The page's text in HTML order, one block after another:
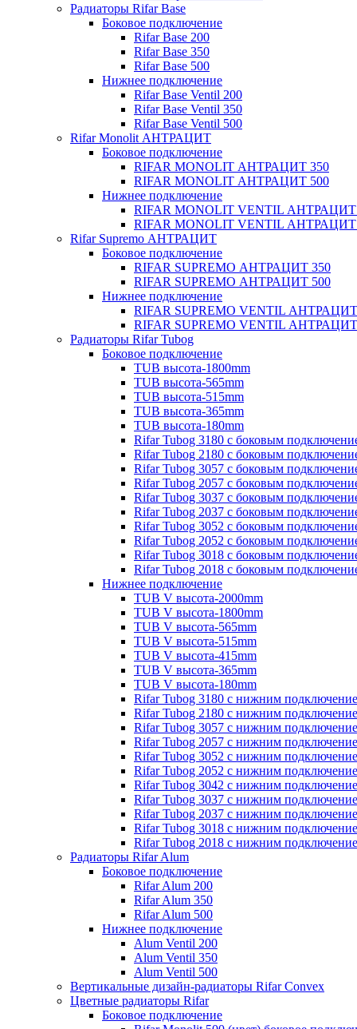
Радиаторы Rifar Base
Боковое подключение
Rifar Base 200
Rifar Base 350
Rifar Base 500
Нижнее подключение
Rifar Base Ventil 200
Rifar Base Ventil 350
Rifar Base Ventil 500
Rifar Monolit АНТРАЦИТ
Боковое подключение
RIFAR MONOLIT АНТРАЦИТ 350
RIFAR MONOLIT АНТРАЦИТ 500
Нижнее подключение
RIFAR MONOLIT VENTIL АНТРАЦИТ
RIFAR MONOLIT VENTIL АНТРАЦИТ
Rifar Supremo АНТРАЦИТ
Боковое подключение
RIFAR SUPREMO АНТРАЦИТ 350
RIFAR SUPREMO АНТРАЦИТ 500
Нижнее подключение
RIFAR SUPREMO VENTIL
RIFAR SUPREMO VENTIL
Радиаторы Rifar Tubog
Боковое подключение
TUB высота-1800mm
TUB высота-565mm
TUB высота-515mm
TUB высота-365mm
TUB высота-180mm
Rifar Tubog 3180 с боковым
Rifar Tubog 2180 с боковым
Rifar Tubog 3057 с боковым
Rifar Tubog 2057 с боковым
Rifar Tubog 3037 с боковым
Rifar Tubog 2037 с боковым
Rifar Tubog 3052 с боковым
Rifar Tubog 2052 с боковым
Rifar Tubog 3018 с боковым
Rifar Tubog 2018 с боковым
Нижнее подключение
TUB V высота-2000mm
TUB V высота-1800mm
TUB V высота-565mm
TUB V высота-515mm
TUB V высота-415mm
TUB V высота-365mm
TUB V высота-180mm
Rifar Tubog 3180 с нижним
Rifar Tubog 2180 с нижним
Rifar Tubog 3057 с нижним
Rifar Tubog 2057 с нижним
Rifar Tubog 3052 с нижним
Rifar Tubog 2052 с нижним
Rifar Tubog 3042 с нижним
Rifar Tubog 3037 с нижним
Rifar Tubog 2037 с нижним
Rifar Tubog 3018 с нижним
Rifar Tubog 2018 с нижним
Радиаторы Rifar Alum
Боковое подключение
Rifar Alum 200
Rifar Alum 350
Rifar Alum 500
Нижнее подключение
Alum Ventil 200
Alum Ventil 350
Alum Ventil 500
Вертикальные дизайн-радиаторы Rifar Convex
Цветные радиаторы Rifar
Боковое подключение